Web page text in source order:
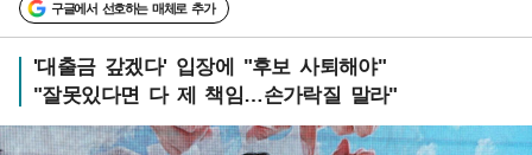
구글에서 선호하는 매체로 추가
'대출금 갚겠다' 입장에 "후보 사퇴해야"
"잘못있다면 다 제 책임…손가락질 말라"